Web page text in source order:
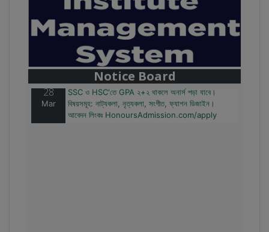
Notice Board
বাজেটের মধ্যে প্রাইভেট ইউনিভার্সিটিতে অনার্স পড়ার সুযোগ।
২০টির অধিক বিষয়, ৪ বছরে মোট খরচ ২ লক্ষ থেকে ৫ লক্ষ টাকা।
আবেদন লিংকঃ HonoursAdmission.com/apply
28
Mar
SSC ও HSC'তে GPA ২+২ থাকলে অনার্স পড়া যাবে।
বিষয়সমূহ: নাট্যকলা, নৃত্যকলা, সংগীত, ফ্যাশন ডিজাইন।
আবেদন লিংকঃ HonoursAdmission.com/apply